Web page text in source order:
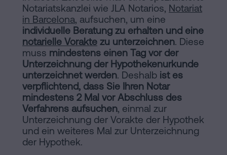
Notariatskanzlei wie JLA Notarios, Notariat
in Barcelona, aufsuchen, um eine
individuelle Beratung zu erhalten und eine
notarielle Vorakte zu unterzeichnen. Diese
muss mindestens einen Tag vor der
Unterzeichnung der Hypothekenurkunde
unterzeichnet werden. Deshalb ist es
verpflichtend, dass Sie Ihren Notar
mindestens 2 Mal vor Abschluss des
Verfahrens aufsuchen, einmal zur
Unterzeichnung der Vorakte der Hypothek
und ein weiteres Mal zur Unterzeichnung
der Hypothek.